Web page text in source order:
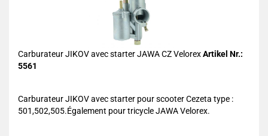
Carburateur JIKOV avec starter JAWA CZ VelorexArtikel Nr.:
5561
Carburateur JIKOV avec starter pour scooter Cezeta type :
501,502,505.Également pour tricycle JAWA Velorex.